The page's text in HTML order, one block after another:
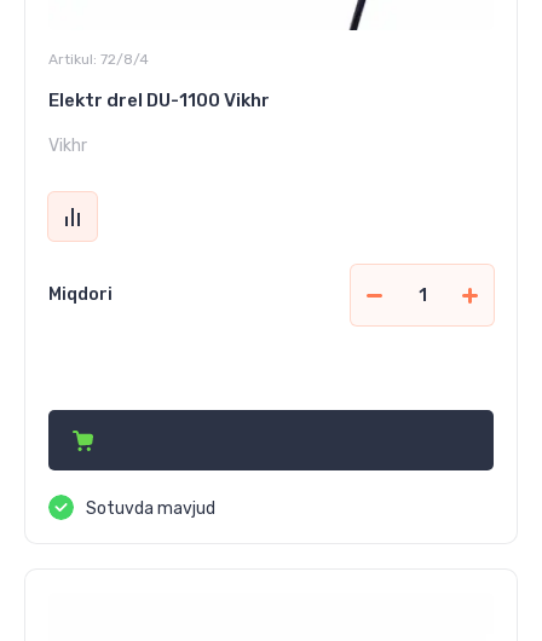
Artikul: 72/8/4
Elektr drel DU-1100 Vikhr
Vikhr
Miqdori
Sotuvda mavjud